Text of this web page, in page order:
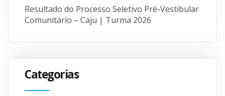
Resultado do Processo Seletivo Pré-Vestibular
Comunitário – Caju | Turma 2026
Categorias